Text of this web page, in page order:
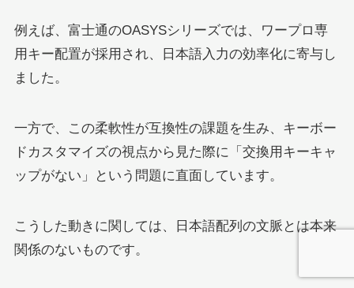
例えば、富士通のOASYSシリーズでは、ワープロ専
用キー配置が採用され、日本語入力の効率化に寄与し
ました。
一方で、この柔軟性が互換性の課題を生み、キーボー
ドカスタマイズの視点から見た際に「交換用キーキャ
ップがない」という問題に直面しています。
こうした動きに関しては、日本語配列の文脈とは本来
関係のないものです。